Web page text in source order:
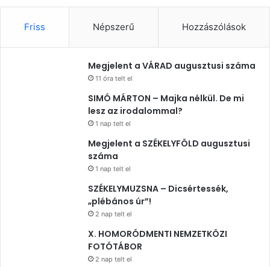
Friss Népszerű Hozzászólások
Megjelent a VÁRAD augusztusi száma
11 óra telt el
SIMÓ MÁRTON – Majka nélkül. De mi
lesz az irodalommal?
1 nap telt el
Megjelent a SZÉKELYFÖLD augusztusi
száma
1 nap telt el
SZÉKELYMUZSNA – Dicsértessék,
„plébános úr”!
2 nap telt el
X. HOMORÓDMENTI NEMZETKÖZI
FOTÓTÁBOR
2 nap telt el